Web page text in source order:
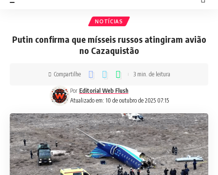
NOTÍCIAS
Putin confirma que mísseis russos atingiram avião
no Cazaquistão
Atualizado em: 10 de outubro de 2025 07:15
Por Editorial Web Flush
Compartilhe 3 min. de leitura